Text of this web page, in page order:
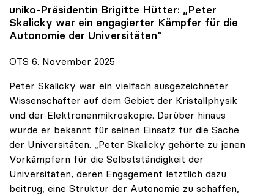
uniko-Präsidentin Brigitte Hütter: „Peter
Skalicky war ein engagierter Kämpfer für die
Autonomie der Universitäten“
OTS 6. November 2025
Peter Skalicky war ein vielfach ausgezeichneter
Wissenschafter auf dem Gebiet der Kristallphysik
und der Elektronenmikroskopie. Darüber hinaus
wurde er bekannt für seinen Einsatz für die Sache
der Universitäten. „Peter Skalicky gehörte zu jenen
Vorkämpfern für die Selbstständigkeit der
Universitäten, deren Engagement letztlich dazu
beitrug, eine Struktur der Autonomie zu schaffen,